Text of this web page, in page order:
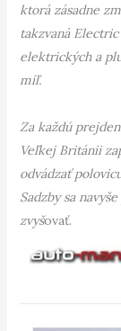
ktorá zásadne
takzvaná
elektrických a
míľ.
Za každú
Veľkej Británii
odvádzať
Sadzby sa
zvyšovať.